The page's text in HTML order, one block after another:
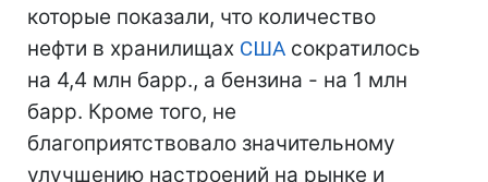
которые показали, что количество
нефти в хранилищах США сократилось
на 4,4 млн барр., а бензина - на 1 млн
барр. Кроме того, не
благоприятствовало значительному
улучшению настроений на рынке и